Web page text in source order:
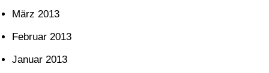
März 2013
Februar 2013
Januar 2013